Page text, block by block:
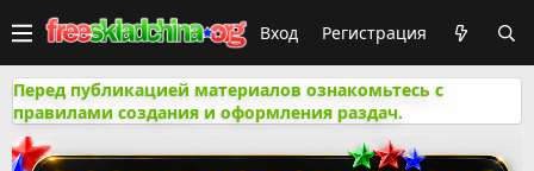
Вход Регистрация
Перед публикацией материалов ознакомьтесь с
правилами создания и оформления раздач.